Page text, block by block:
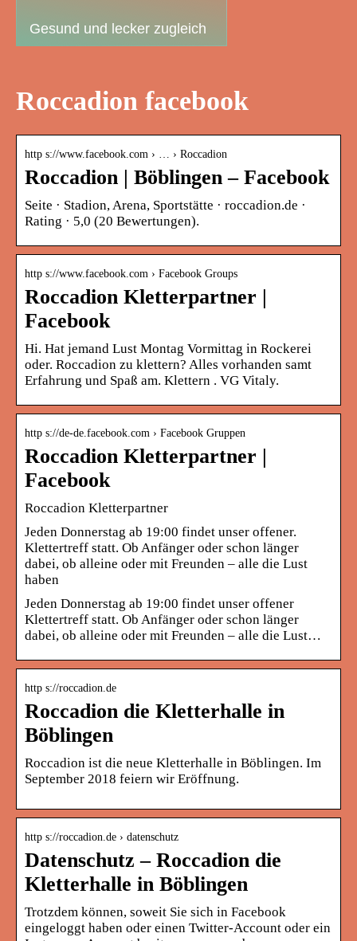
Gesund und lecker zugleich
Roccadion facebook
http s://www.facebook.com › … › Roccadion
Roccadion | Böblingen – Facebook
Seite · Stadion, Arena, Sportstätte · roccadion.de ·
Rating · 5,0 (20 Bewertungen).
http s://www.facebook.com › Facebook Groups
Roccadion Kletterpartner |
Facebook
Hi. Hat jemand Lust Montag Vormittag in Rockerei
oder. Roccadion zu klettern? Alles vorhanden samt
Erfahrung und Spaß am. Klettern . VG Vitaly.
http s://de-de.facebook.com › Facebook Gruppen
Roccadion Kletterpartner |
Facebook
Roccadion Kletterpartner
Jeden Donnerstag ab 19:00 findet unser offener.
Klettertreff statt. Ob Anfänger oder schon länger
dabei, ob alleine oder mit Freunden – alle die Lust
haben
Jeden Donnerstag ab 19:00 findet unser offener
Klettertreff statt. Ob Anfänger oder schon länger
dabei, ob alleine oder mit Freunden – alle die Lust…
http s://roccadion.de
Roccadion die Kletterhalle in
Böblingen
Roccadion ist die neue Kletterhalle in Böblingen. Im
September 2018 feiern wir Eröffnung.
http s://roccadion.de › datenschutz
Datenschutz – Roccadion die
Kletterhalle in Böblingen
Trotzdem können, soweit Sie sich in Facebook
eingeloggt haben oder einen Twitter-Account oder ein